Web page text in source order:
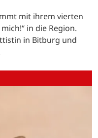
mit ihrem vierten
in die Region.
in Bitburg und